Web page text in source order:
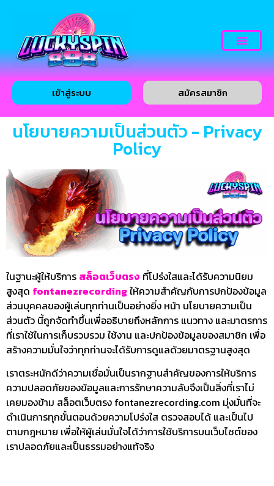
เข้าสู่ระบบ สมัครสมาชิก
นโยบายความเป็นส่วนตัว - Privacy
Policy
ในฐานะผู้ให้บริการ สล็อตเว็บตรง ที่โปร่งใสและได้รับความนิยม
สูงสุด fontanezrecording ให้ความสำคัญกับการปกป้องข้อมูล
ส่วนบุคคลของผู้เล่นทุกท่านเป็นอย่างยิ่ง หน้า นโยบายความเป็น
ส่วนตัว นี้ถูกจัดทำขึ้นเพื่ออธิบายถึงหลักการ แนวทาง และมาตรการ
ที่เราใช้ในการเก็บรวบรวม ใช้งาน และปกป้องข้อมูลของสมาชิก เพื่อ
สร้างความมั่นใจว่าทุกท่านจะได้รับการดูแลด้วยมาตรฐานสูงสุด
เราตระหนักดีว่าความเชื่อมั่นเป็นรากฐานสำคัญของการให้บริการ
ความปลอดภัยของข้อมูลและการรักษาความลับจึงเป็นสิ่งที่เราไม่
เคยมองข้าม สล็อตเว็บตรง fontanezrecording.com มุ่งมั่นที่จะ
ดำเนินการทุกขั้นตอนด้วยความโปร่งใส ตรวจสอบได้ และเป็นไป
ตามกฎหมาย เพื่อให้ผู้เล่นมั่นใจได้ว่าการใช้บริการบนเว็บไซต์ของ
เราปลอดภัยและเป็นธรรมอย่างแท้จริง